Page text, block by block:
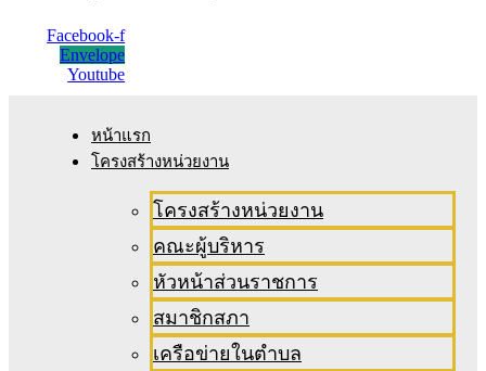
Facebook-f
Envelope
Youtube
หน้าแรก
โครงสร้างหน่วยงาน
โครงสร้างหน่วยงาน
คณะผู้บริหาร
หัวหน้าส่วนราชการ
สมาชิกสภา
เครือข่ายในตำบล